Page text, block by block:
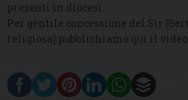
presenti in diocesi.
Per gentile concessione del Sir
religiosa) pubblichiamo qui il video